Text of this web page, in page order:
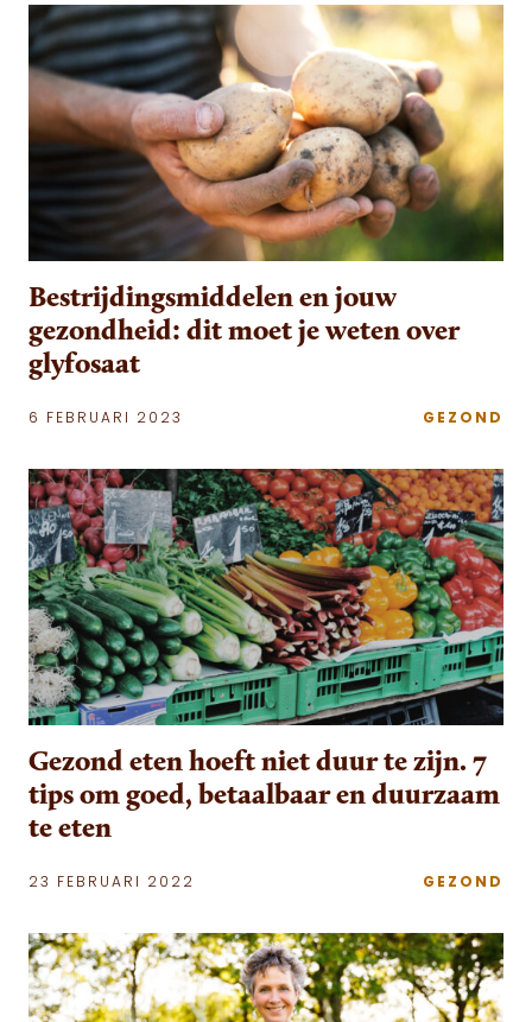
Bestrijdingsmiddelen en jouw
gezondheid: dit moet je weten over
glyfosaat
6 FEBRUARI 2023 GEZOND
Gezond eten hoeft niet duur te zijn. 7
tips om goed, betaalbaar en duurzaam
te eten
23 FEBRUARI 2022 GEZOND